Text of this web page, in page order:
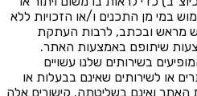
במי מן התכנים ו/או הזכויות ללא
מראש ובכתב, לרבות העתקת
שיתופם באמצעות האתר.
בשירותים שלנו עשויים
או לשירותים שאינם בבעלות או
ואינם בשליטתה. קישורים אלה